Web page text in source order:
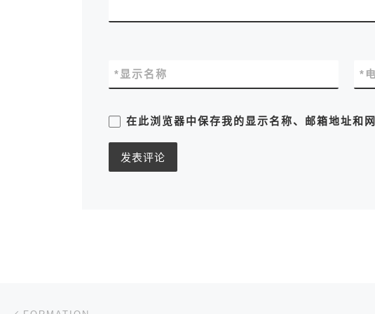
显示名称
* *
在此浏览器中保存我的显示名称、邮箱地址和
文章导航